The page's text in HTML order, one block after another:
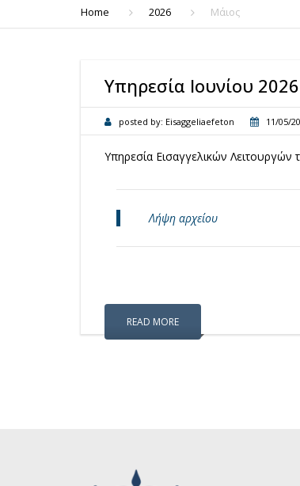
Home 2026 Μάιος
Υπηρεσία Ιουνίου 2026
posted by: Eisaggeliaefeton 11/05/
Υπηρεσία Εισαγγελικών Λειτουργών
Λήψη αρχείου
READ MORE